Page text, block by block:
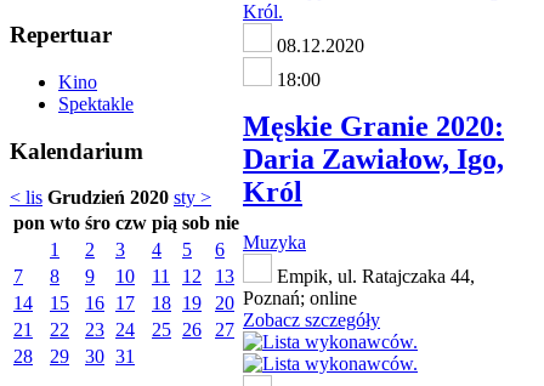
Repertuar
Kino
Spektakle
Kalendarium
< lis Grudzień 2020 sty >
pon wto śro czw pią sob nie
1
2 3 4 5
6
7
8 9 10 11 12
13
14
15 16 17 18 19
20
21
22 23 24 25 26
27
28
29 30 31
08.12.2020
18:00
Męskie Granie 2020:
Daria Zawiałow, Igo,
Król
Muzyka
Empik, ul. Ratajczaka 44,
Poznań; online
Zobacz szczegóły